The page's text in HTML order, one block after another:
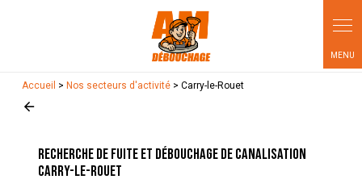
Accueil > Nos secteurs d'activité> Carry-le-Rouet
Recherche de fuite et débouchage de canalisation
Carry-le-Rouet